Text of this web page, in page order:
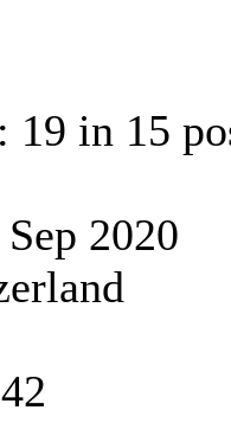
19 in 15
2020